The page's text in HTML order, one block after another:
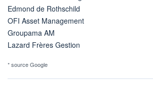
Edmond de Rothschild
OFI Asset Management
Groupama AM
Lazard Frères Gestion
* source Google